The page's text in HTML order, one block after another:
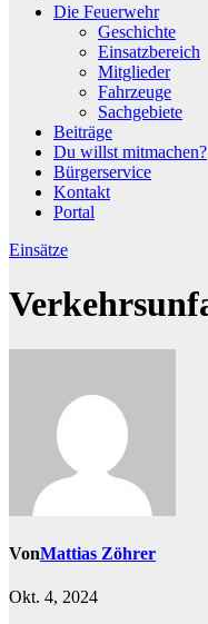
Die Feuerwehr
Geschichte
Einsatzbereich
Mitglieder
Fahrzeuge
Sachgebiete
Beiträge
Du willst mitmachen?
Bürgerservice
Kontakt
Portal
Einsätze
VonMattias Zöhrer
Okt. 4, 2024